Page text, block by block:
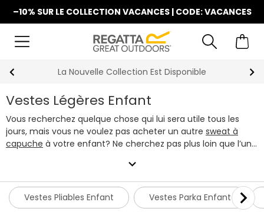
–10% SUR LE COLLECTION VACANCES | CODE: VACANCES
La Nouvelle Collection Est Disponible
Vestes Légères Enfant
Vous recherchez quelque chose qui lui sera utile tous les
jours, mais vous ne voulez pas acheter un autre sweat à
capuche à votre enfant? Ne cherchez pas plus loin que l’une
légères enfant offrent une protection robuste contre la pluie
et sont aussi faciles à plier, ce qui en fait un élément
essentiel de la garde-robe de tout amateur outdoor.
Découvrez ci-dessous notre toute dernière collection
expand_more
Vestes Pliables Enfant Vestes Parka Enfant